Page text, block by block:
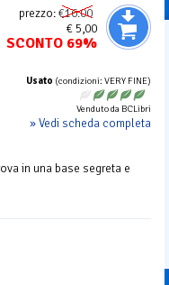
prezzo:€16.00
€ 5,00
SCONTO 69%
Usato (condizioni: VERY FINE)
Venduto da BCLibri
» Vedi scheda completa
in una base segreta e